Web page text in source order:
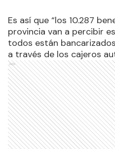
Es así que “los 10.287
provincia van a percibir
todos están
a través de los cajeros
Ads